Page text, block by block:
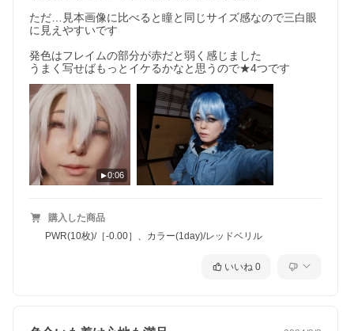
ただ…見本画像に比べると瞳と同じサイズ感なので三白眼
に見えやすいです
発色はフレイムの部分が赤だと弱く感じました
うまく写せばもっとイケるかなと思うので★4つです
0:06
購入した商品
PWR(10枚)/［-0.00］、カラー(1day)/レッドベリル
いいね 0